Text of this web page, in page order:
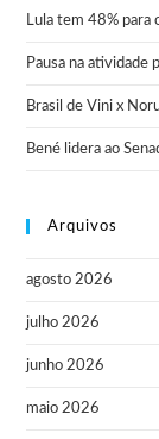
Lula tem 48%
Pausa na atividade
Brasil de Vini x
Bené lidera ao
Arquivos
agosto 2026
julho 2026
junho 2026
maio 2026